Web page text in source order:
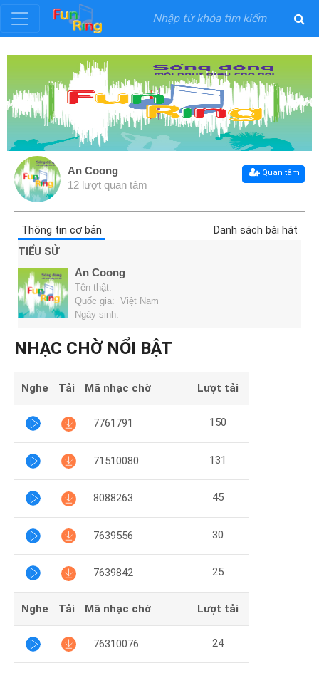
Đăng
Thể
Loại
Nghệ
Khuyến
Mại
Hướng
Funring
Doanh
Nghiệp
An Coong
12 lượt quan tâm
Quan tâm
Thông tin cơ bản
Danh sách bài hát
TIỂU SỬ
An Coong
Tên thật:
Quốc gia: Việt Nam
Ngày sinh:
NHẠC CHỜ NỔI BẬT
Nghe Tải Mã nhạc chờ Lượt tải
7761791 150
71510080 131
8088263 45
7639556 30
7639842 25
Nghe Tải Mã nhạc chờ Lượt tải
76310076 24